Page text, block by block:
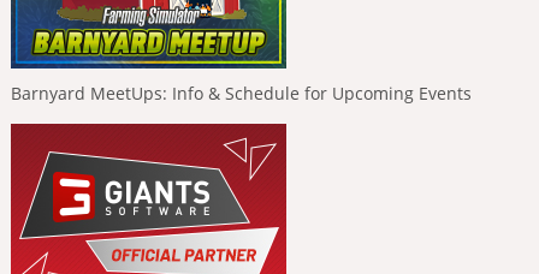
Barnyard MeetUps: Info & Schedule for Upcoming Events